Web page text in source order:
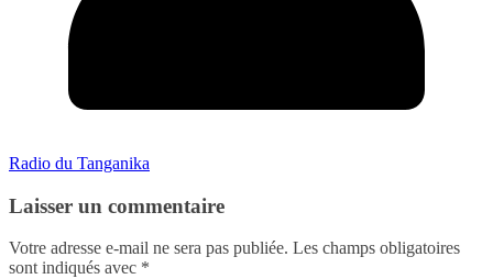
Radio du Tanganika
Laisser un commentaire
Votre adresse e-mail ne sera pas publiée. Les champs obligatoires
sont indiqués avec *